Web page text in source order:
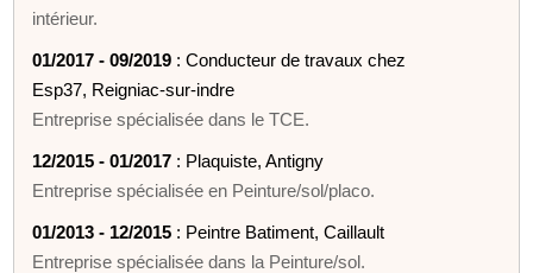
intérieur.
01/2017 - 09/2019 : Conducteur de travaux chez
Esp37, Reigniac-sur-indre
Entreprise spécialisée dans le TCE.
12/2015 - 01/2017 : Plaquiste, Antigny
Entreprise spécialisée en Peinture/sol/placo.
01/2013 - 12/2015 : Peintre Batiment, Caillault
Entreprise spécialisée dans la Peinture/sol.